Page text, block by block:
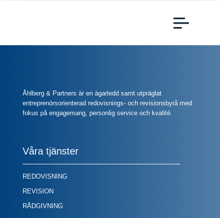
Åhlberg & Partners är en ägarledd samt utpräglat
entreprenörsorienterad redovisnings- och revisionsbyrå med
fokus på engagemang, personlig service och kvalité.
Våra tjänster
REDOVISNING
REVISION
RÅDGIVNING